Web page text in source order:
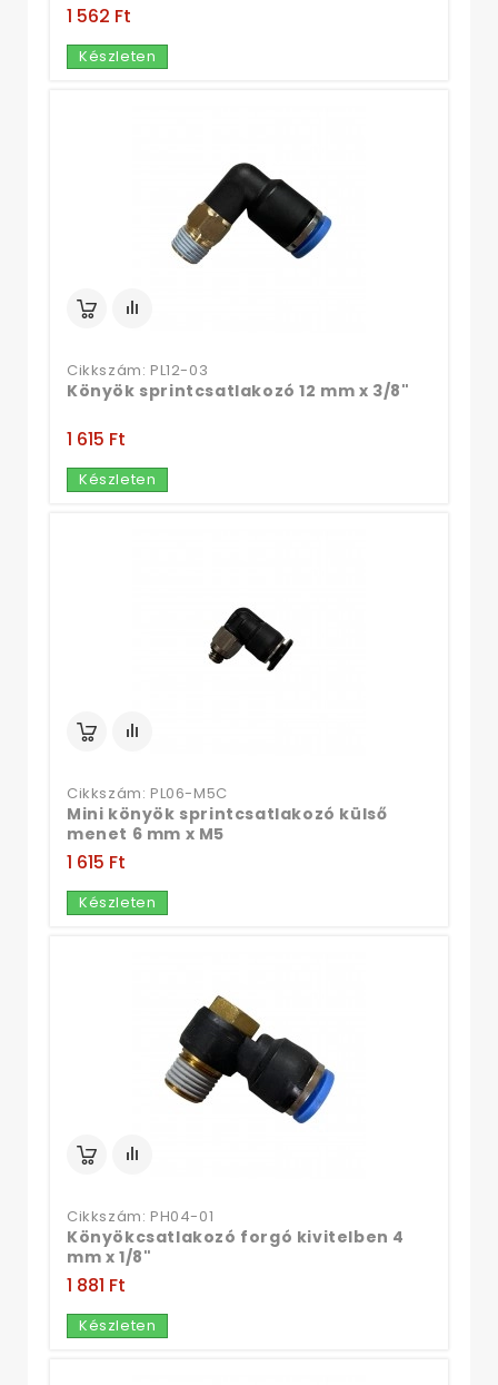
1 562 Ft‎
Készleten
Cikkszám: PL12-03
Könyök sprintcsatlakozó 12 mm x 3/8"
1 615 Ft‎
Készleten
Cikkszám: PL06-M5C
Mini könyök sprintcsatlakozó külső
menet 6 mm x M5
1 615 Ft‎
Készleten
Cikkszám: PH04-01
Könyökcsatlakozó forgó kivitelben 4
mm x 1/8"
1 881 Ft‎
Készleten